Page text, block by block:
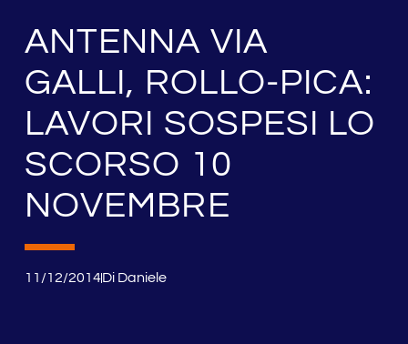
ANTENNA VIA
GALLI, ROLLO-PICA:
LAVORI SOSPESI LO
SCORSO 10
NOVEMBRE
11/12/2014DiDaniele